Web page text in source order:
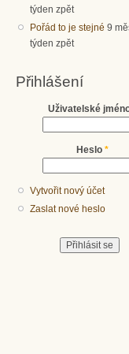
týden zpět
Pořád to je stejné 9
týden zpět
Přihlášení
Uživatelské
Heslo *
Vytvořit nový účet
Zaslat nové heslo